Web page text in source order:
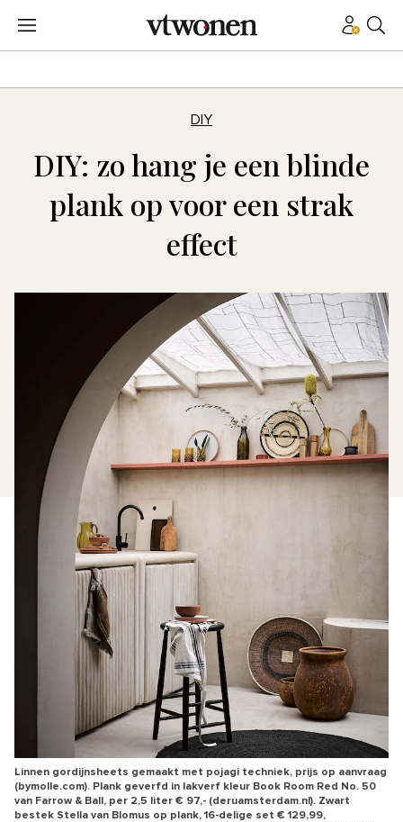
DIY
DIY: zo hang je een blinde
plank op voor een strak
effect
Linnen gordijnsheets gemaakt met pojagi techniek, prijs op aanvraag
(bymolle.com). Plank geverfd in lakverf kleur Book Room Red No. 50
van Farrow & Ball, per 2,5 liter € 97,- (deruamsterdam.nl). Zwart
bestek Stella van Blomus op plank, 16-delige set € 129,99,